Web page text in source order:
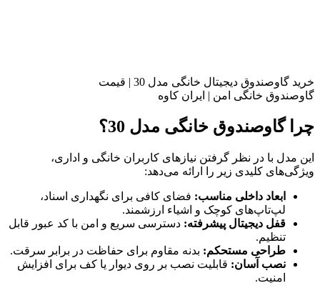
خرید گاوصندوق دیجیتال خانگی مدل 30 | قیمت
گاوصندوق خانگی امن | ایران کاوه
چرا گاوصندوق خانگی مدل 30؟
این مدل با در نظر گرفتن نیازهای کاربران خانگی و اداری،
ویژگی‌های کلیدی زیر را ارائه می‌دهد:
ابعاد داخلی مناسب: فضای کافی برای نگهداری اسناد،
لپ‌تاپ‌های کوچک و اشیاء ارزشمند.
قفل دیجیتال پیشرفته: دسترسی سریع و امن با کد عبور قابل
تنظیم.
طراحی مستحکم: بدنه مقاوم برای حفاظت در برابر سرقت.
نصب آسان: قابلیت نصب بر روی دیوار یا کف برای افزایش
امنیت.